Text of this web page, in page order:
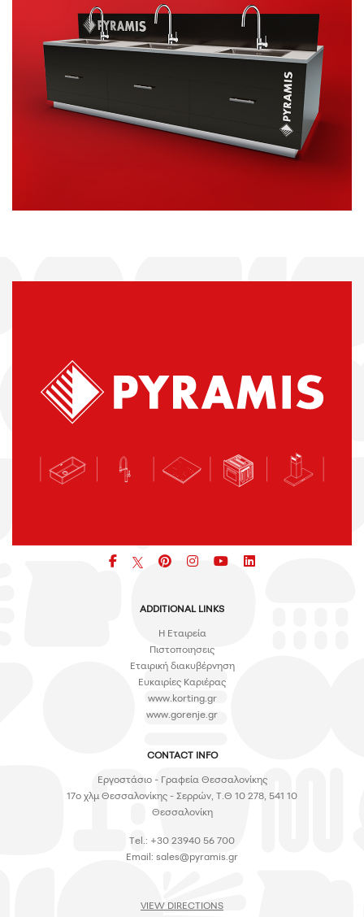
Facebookpinterest
iconiconicon
ADDITIONAL LINKS
H Εταιρεία
Πιστοποιησεις
Εταιρική διακυβέρνηση
Ευκαιρίες Καριέρας
www.korting.gr
www.gorenje.gr
CONTACT INFO
Εργοστάσιο - Γραφεία Θεσσαλονίκης
17ο χλμ Θεσσαλονίκης - Σερρών, Τ.Θ 10 278, 541 10
Θεσσαλονίκη
Tel.: +30 23940 56 700
Email: sales@pyramis.gr
VIEW DIRECTIONS